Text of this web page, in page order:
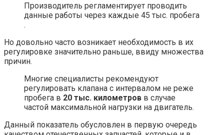
Производитель регламентирует проводить
данные работы через каждые 45 тыс. пробега
.
Но довольно часто возникает необходимость в их
регулировке значительно раньше, ввиду множества
причин.
Многие специалисты рекомендуют
регулировать клапана с интервалом не реже
пробега в 20 тыс. километров в случае
частой максимальной нагрузки на двигатель.
Данный показатель обусловлен в первую очередь